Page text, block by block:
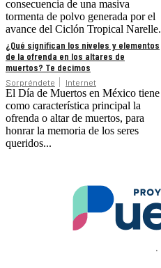
consecuencia de una masiva
tormenta de polvo generada por el
avance del Ciclón Tropical Narelle.
¿Qué significan los niveles y elementos
de la ofrenda en los altares de
muertos? Te decimos
Sorpréndete Internet
El Día de Muertos en México tiene
como característica principal la
ofrenda o altar de muertos, para
honrar la memoria de los seres
queridos...
.